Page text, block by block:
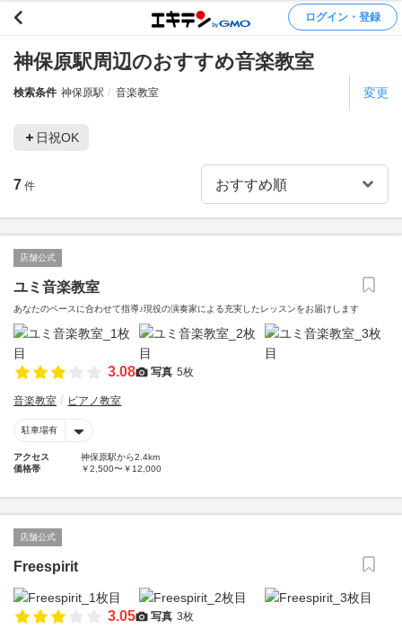
ログイン・登録
神保原駅周辺のおすすめ音楽教室
検索条件 神保原駅 音楽教室 変更
日祝OK
7 件
店舗公式
ユミ音楽教室
あなたのペースに合わせて指導♪現役の演奏家による充実したレッスンをお届けします
3.08 写真 5枚
音楽教室 ピアノ教室
駐車場有
アクセス
神保原駅から2.4km
価格帯
￥2,500〜￥12,000
店舗公式
Freespirit
3.05 写真 3枚